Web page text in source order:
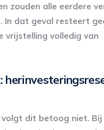
zouden alle eerdere
In dat geval resteert
vrijstelling volledig van
volgt dit betoog niet. Bij